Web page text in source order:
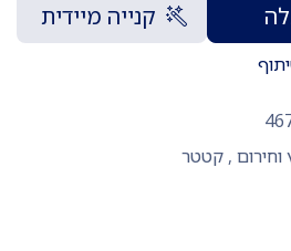
קנייה מיידית
וחירום, קטטר